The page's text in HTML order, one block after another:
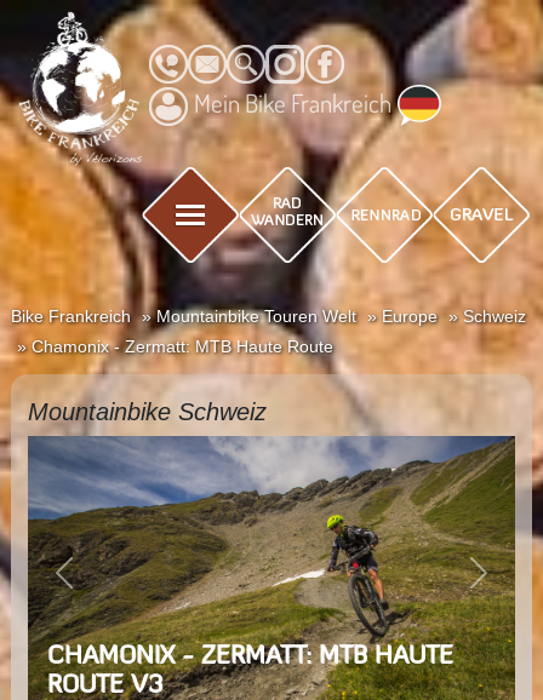
Mein Bike Frankreich
Bike Frankreich Mountainbike Touren Welt Europe
Schweiz
Chamonix - Zermatt: MTB Haute Route
Mountainbike Schweiz
Previous Next
CHAMONIX - ZERMATT: MTB HAUTE
ROUTE V3